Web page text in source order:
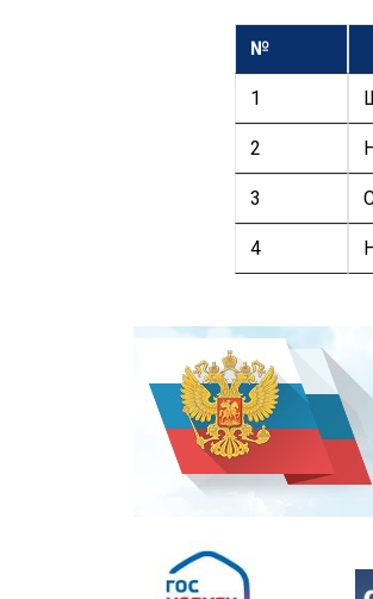
№
1
2
3
4